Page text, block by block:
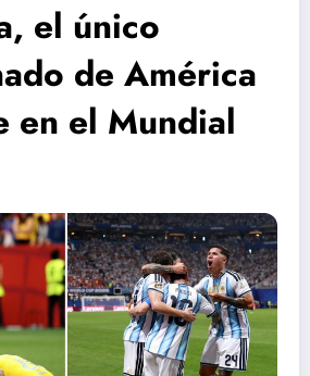
el único
de América
en el Mundial